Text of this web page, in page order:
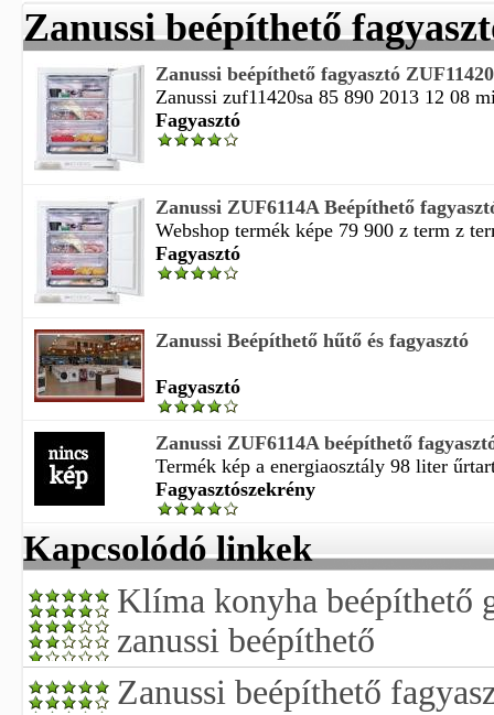
Zanussi beépíthető
Zanussi beépíthető fagyasztó
Zanussi zuf11420sa 85 890 2013 12 08
Fagyasztó
Zanussi ZUF6114A Beépíthető
Webshop termék képe 79 900 z term z
Fagyasztó
Zanussi Beépíthető hűtő és fagyasztó
Fagyasztó
Zanussi ZUF6114A beépíthető
Termék kép a energiaosztály 98 liter
Fagyasztószekrény
Kapcsolódó linkek
Klíma konyha beépíthető
zanussi beépíthető
Zanussi beépíthető